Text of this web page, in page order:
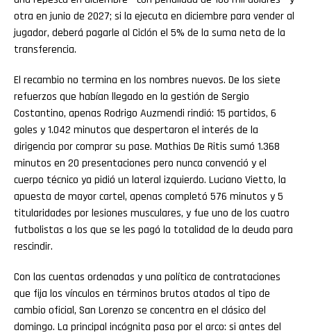
otra en junio de 2027; si la ejecuta en diciembre para vender al
jugador, deberá pagarle al Ciclón el 5% de la suma neta de la
transferencia.
El recambio no termina en los nombres nuevos. De los siete
refuerzos que habían llegado en la gestión de Sergio
Costantino, apenas Rodrigo Auzmendi rindió: 15 partidos, 6
goles y 1.042 minutos que despertaron el interés de la
dirigencia por comprar su pase. Mathias De Ritis sumó 1.368
minutos en 20 presentaciones pero nunca convenció y el
cuerpo técnico ya pidió un lateral izquierdo. Luciano Vietto, la
apuesta de mayor cartel, apenas completó 576 minutos y 5
titularidades por lesiones musculares, y fue uno de los cuatro
futbolistas a los que se les pagó la totalidad de la deuda para
rescindir.
Con las cuentas ordenadas y una política de contrataciones
que fija los vínculos en términos brutos atados al tipo de
cambio oficial, San Lorenzo se concentra en el clásico del
domingo. La principal incógnita pasa por el arco: si antes del